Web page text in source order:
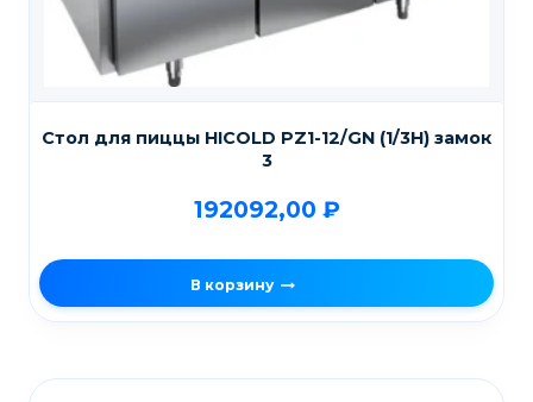
Стол для пиццы HICOLD PZ1-12/GN (1/3H) замок
3
192092,00 ₽
В корзину